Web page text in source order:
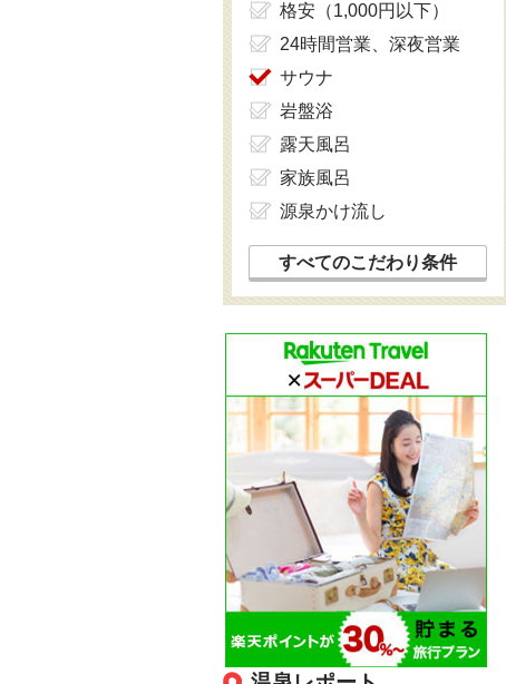
格安（1,000円以下）
24時間営業、深夜営業
サウナ
岩盤浴
露天風呂
家族風呂
源泉かけ流し
すべてのこだわり条件